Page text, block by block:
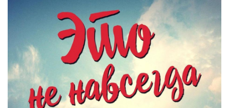
Сериалы
Новости
Подборки
Рецензии